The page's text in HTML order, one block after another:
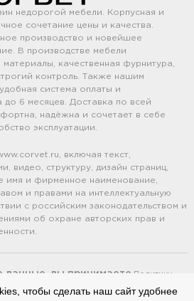
недорогой мебели. Корпусная и
сочетание цены и качества.
производство и новейшее
В производстве мебели
качественная фурнитура,
контроль. Также нашим
система оплаты и
до 6 месяцев. Доставка по всей
надёжна и сочетает в себе
эксплуатации.
включая текст,
видео, структуру, дизайн страниц,
имя и фирменное наименование,
и правами на интеллектуальную
с российским законодательством и
об охране авторских прав и
данные, вы принимаете Политику
cookie файлы
(Политика
чтобы сделать наш сайт удобнее